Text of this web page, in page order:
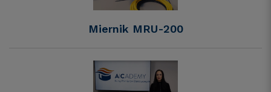
Miernik MRU-200